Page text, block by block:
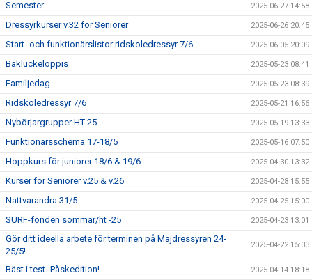
Semester 2025-06-27 14:58
Dressyrkurser v.32 för Seniorer 2025-06-26 20:45
Start- och funktionärslistor ridskoledressyr 7/6 2025-06-05 20:09
Bakluckeloppis 2025-05-23 08:41
Familjedag 2025-05-23 08:39
Ridskoledressyr 7/6 2025-05-21 16:56
Nybörjargrupper HT-25 2025-05-19 13:33
Funktionärsschema 17-18/5 2025-05-16 07:50
Hoppkurs för juniorer 18/6 & 19/6 2025-04-30 13:32
Kurser för Seniorer v.25 & v.26 2025-04-28 15:55
Nattvarandra 31/5 2025-04-25 15:00
SURF-fonden sommar/ht -25 2025-04-23 13:01
Gör ditt ideella arbete för terminen på Majdressyren 24-
25/5!
2025-04-22 15:33
Bäst i test- Påskedition! 2025-04-14 18:18